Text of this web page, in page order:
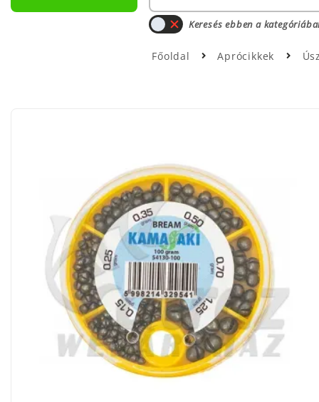
Keresés ebben a
Főoldal Aprócikkek